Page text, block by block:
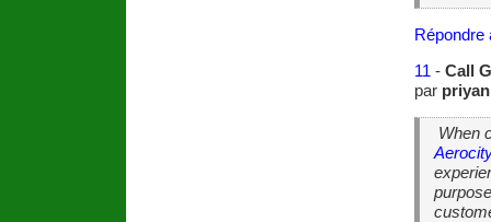
Répondre
11 - Call
par
When